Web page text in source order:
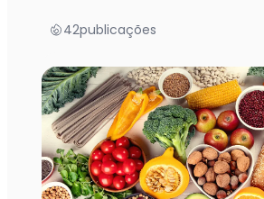
42publicações